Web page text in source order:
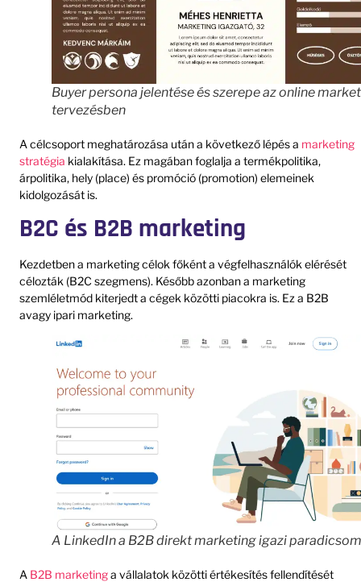
Buyer persona jelentése és szerepe az online
tervezésben
A célcsoport meghatározása után a következő lépés a marketing
stratégia kialakítása. Ez magában foglalja a termékpolitika,
árpolitika, hely (place) és promóció (promotion) elemeinek
kidolgozását is.
B2C és B2B marketing
Kezdetben a marketing célok főként a végfelhasználók elérését
célozták (B2C szegmens). Később azonban a marketing
szemléletmód kiterjedt a cégek közötti piacokra is. Ez a B2B
avagy ipari marketing.
A LinkedIn a B2B direkt marketing igazi
A B2B marketinga vállalatok közötti értékesítés fellendítését